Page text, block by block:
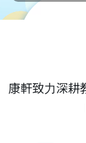
康軒致力深耕